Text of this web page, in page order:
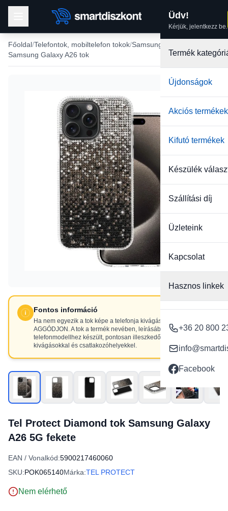
Üdv!
Kérjük, jelentkezz be.
Termék
Újdonságok
Akciós termékek
Kifutó termékek
Készülék
Szállítási díj
Üzleteink
Kapcsolat
Hasznos linkek
+36 20 800
Facebook
Főoldal Telefontok, mobiltelefon tokok Samsung tokok
Samsung Galaxy A26 tok
Fontos információ
Ha nem egyezik a tok képe a telefonja kivágásaival, NE
AGGÓDJON. A tok a termék nevében, leírásában szereplő
telefonmodellhez készült, pontosan illeszkedő
kivágásokkal és csatlakozóhelyekkel.
Tel Protect Diamond tok Samsung Galaxy
A26 5G fekete
EAN / Vonalkód:5900217460060
SKU:POK065140Márka:TEL PROTECT
Nem elérhető